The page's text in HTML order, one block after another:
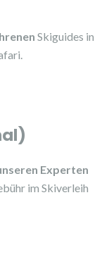
Skiguides in
Experten
im Skiverleih